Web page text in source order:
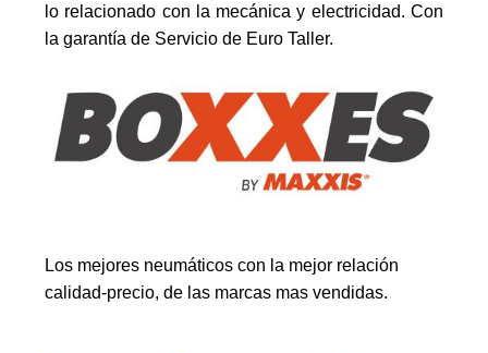
lo relacionado con la mecánica y electricidad. Con
la garantía de Servicio de Euro Taller.
Los mejores neumáticos con la mejor relación
calidad-precio, de las marcas mas vendidas.